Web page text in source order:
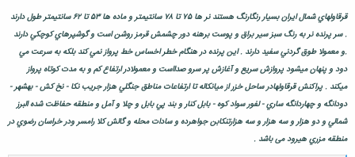
قرقاولهاي شمال ايران بسيار رنگارنگ هستند نر ها ۷۵ تا ۷۸ سانتيمتر و ماده ها ۵۳ تا ۶۲ سانتيمتر طول دارند
. سر پرنده نر به رنگ سبز سير براق و پوست برهنه دور چشمش قرمز روشن است و گوشپرهاي كوچكي دارند
.و معمولا طوق گردني سفيد دارند . اين پرنده در هنگام خطر اخساس خط پرواز نمي كند بلكه به سرعت مي
دود و پنهان ميشود پروازش سريع و آغازش پر سرو صدااست و معمولادر ارتفاع كم و به مدت كوتاه پرواز
ميكند . پراكنش قرقاولهادر ساحل خزر از ميانكاله تا ارتفاعات مناطق جنگلي هزار جريب نكا - نخ كش - بهشهر -
دودانگه و چهاردانگه ساري - لفور سواد كوه - بابل كنار و بند پي بابل و چلا و آمل و منطقه حفاظت شده البرز
شمالي و دو هزار و سه هزار و سه هزارتنكابن جواهرده و سادات محله و گالش كلا رامسر ودر خراسان رضوي در
منطقه مزري هيرود می باشد .